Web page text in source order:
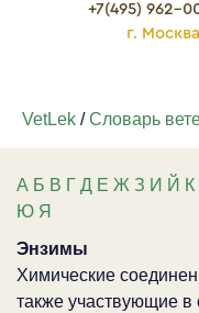
+7(495) 962-
г.
VetLek/Словарь
А Б В Г Д Е Ж З И Й К
Ю Я
Энзимы
Химические
также участвующие в